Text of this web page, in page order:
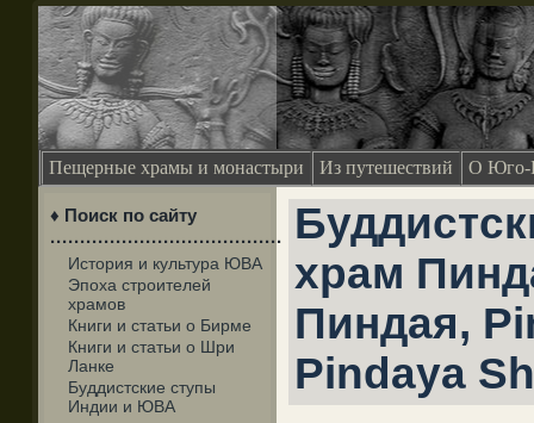
Пещерные храмы и монастыри Из путешествий О Юго-
♦ Поиск по сайту
·······································
История и культура ЮВА
Эпоха строителей
храмов
Книги и статьи о Бирме
Книги и статьи о Шри
Ланке
Буддистские ступы
Индии и ЮВА
храм
Пиндая,
Pindaya